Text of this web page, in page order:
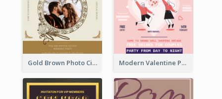
Gold Brown Photo Circle Wedding Invitation Modern Valentine Party Pink Invitation Design Templates